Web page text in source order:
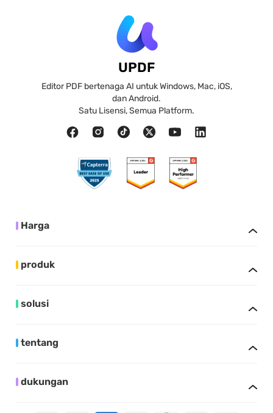
UPDF
Editor PDF bertenaga AI untuk Windows, Mac, iOS,
dan Android.
Satu Lisensi, Semua Platform.
Harga
produk
solusi
tentang
dukungan